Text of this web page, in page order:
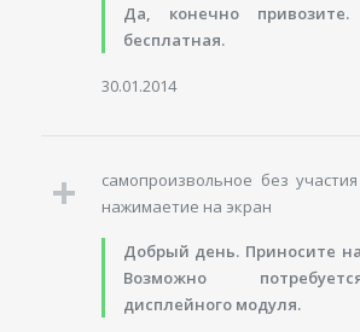
Да, конечно привозите.
бесплатная.
30.01.2014
самопроизвольное без
нажимаетие на экран
Добрый день. Приносите
Возможно
дисплейного модуля.